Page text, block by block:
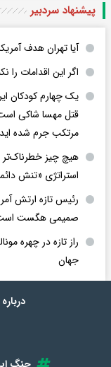
پیشنهاد سردبیر
آیا تهران هدف
اگر این اقدامات را
یک چهارم کودکان
قتل مهسا شاکی
مرتکب جرم شده اید
هیچ چیز خطرناک‌تر
استراتژی «تنش
رئیس تازه ارتش
صمیمی هگست است
راز تازه در چهره
جهان